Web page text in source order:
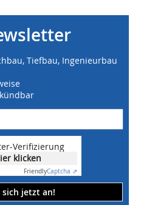
Tiefbau, Ingenieurbau
Verifizierung
klicken
FriendlyCaptcha ⇗
sich jetzt an!